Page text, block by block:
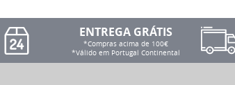
ENTREGA GRÁTIS
*Compras acima de 100€
*Válido em Portugal Continental